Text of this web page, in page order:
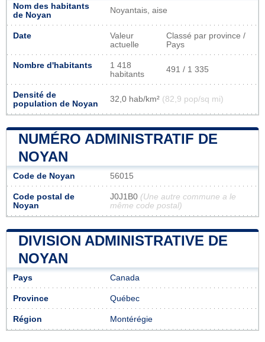
Nom des habitants
de Noyan
Noyantais, aise
Date
Valeur
actuelle
Classé par province /
Pays
Nombre d'habitants
1 418
habitants
491 / 1 335
Densité de
population de Noyan
32,0 hab/km² (82,9 pop/sq mi)
NUMÉRO ADMINISTRATIF DE
NOYAN
Code de Noyan 56015
Code postal de
Noyan
J0J1B0 (Une autre commune a le
même code postal)
DIVISION ADMINISTRATIVE DE
NOYAN
Pays Canada
Province Québec
Région Montérégie